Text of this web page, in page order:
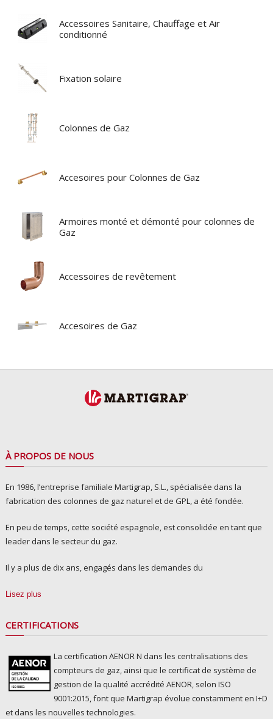
Accessoires Sanitaire, Chauffage et Air
conditionné
Fixation solaire
Colonnes de Gaz
Accesoires pour Colonnes de Gaz
Armoires monté et démonté pour colonnes de
Gaz
Accessoires de revêtement
Accesoires de Gaz
À PROPOS DE NOUS
En 1986, l’entreprise familiale Martigrap, S.L., spécialisée dans la
fabrication des colonnes de gaz naturel et de GPL, a été fondée.
En peu de temps, cette société espagnole, est consolidée en tant que
leader dans le secteur du gaz.
Il y a plus de dix ans, engagés dans les demandes du
Lisez plus
CERTIFICATIONS
La certification AENOR N dans les centralisations des
compteurs de gaz, ainsi que le certificat de système de
gestion de la qualité accrédité AENOR, selon ISO
9001:2015, font que Martigrap évolue constamment en I+D
et dans les nouvelles technologies.